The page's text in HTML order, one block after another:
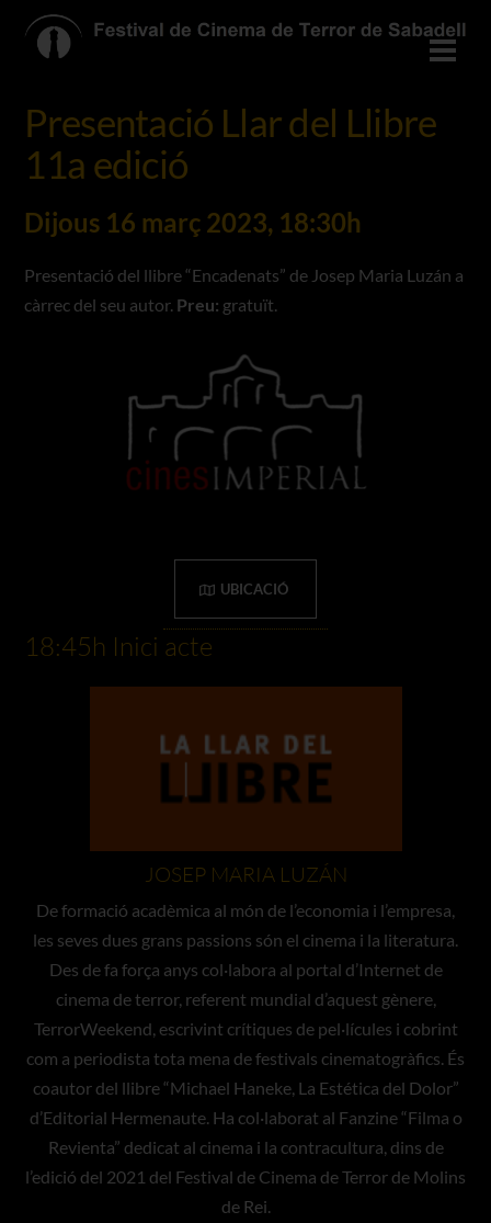
Presentació Llar del Llibre
11a edició
Dijous 16 març 2023, 18:30h
Presentació del llibre “Encadenats” de Josep Maria Luzán a
càrrec del seu autor. Preu: gratuït.
UBICACIÓ
18:45h Inici acte
JOSEP MARIA LUZÁN
De formació acadèmica al món de l’economia i l’empresa,
les seves dues grans passions són el cinema i la literatura.
Des de fa força anys col·labora al portal d’Internet de
cinema de terror, referent mundial d’aquest gènere,
TerrorWeekend, escrivint crítiques de pel·lícules i cobrint
com a periodista tota mena de festivals cinematogràfics. És
coautor del llibre “Michael Haneke, La Estética del Dolor”
d’Editorial Hermenaute. Ha col·laborat al Fanzine “Filma o
Revienta” dedicat al cinema i la contracultura, dins de
l’edició del 2021 del Festival de Cinema de Terror de Molins
de Rei.